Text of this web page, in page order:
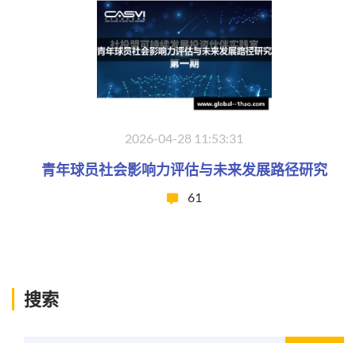
2026-04-28 11:53:31
青年球员社会影响力评估与未来发展路径研究
61
搜索